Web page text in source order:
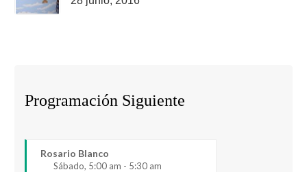
Programación Siguiente
Rosario Blanco
Sábado, 5:00 am - 5:30 am